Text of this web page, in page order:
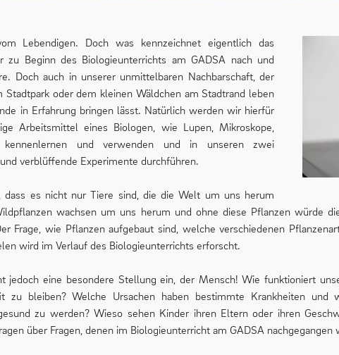
Lebendigen. Doch was kennzeichnet eigentlich das
zu Beginn des Biologieunterrichts am GADSA nach und
Doch auch in unserer unmittelbaren Nachbarschaft, der
oder dem kleinen Wäldchen am Stadtrand leben
in Erfahrung bringen lässt. Natürlich werden wir hierfür
Arbeitsmittel eines Biologen, wie Lupen, Mikroskope,
kennenlernen und verwenden und in unseren zwei
verblüffende Experimente durchführen.
es nicht nur Tiere sind, die die Welt um uns herum
wachsen um uns herum und ohne diese Pflanzen würde
Frage, wie Pflanzen aufgebaut sind, welche verschiedenen
wird im Verlauf des Biologieunterrichts erforscht.
jedoch eine besondere Stellung ein, der Mensch! Wie funktioniert
zu bleiben? Welche Ursachen haben bestimmte Krankheiten und
zu werden? Wieso sehen Kinder ihren Eltern oder ihren
über Fragen, denen im Biologieunterricht am GADSA nachgegangen